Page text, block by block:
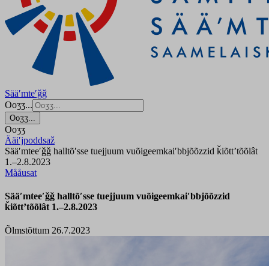
Sääʹmteʹǧǧ
Ooʒʒ...
Ooʒʒ...
Ooʒʒ
Ääiʹjpoddsaž
Sääʹmteeʹǧǧ halltõʹsse tuejjuum vuõiǥeemkaiʹbbjõõzzid ǩiõttʼtõõlât
1.–2.8.2023
Mååusat
Sääʹmteeʹǧǧ halltõʹsse tuejjuum vuõiǥeemkaiʹbbjõõzzid
ǩiõttʼtõõlât 1.–2.8.2023
Õlmstõttum 26.7.2023